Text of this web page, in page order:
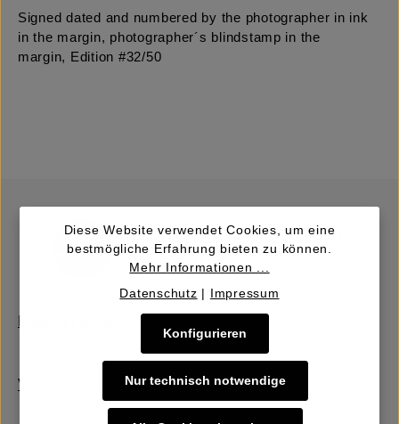
Signed dated and numbered by the photographer in ink
in the margin, photographer´s blindstamp in the
margin, Edition #32/50
Verkaufen | Einbringen
Diese Website verwendet Cookies, um eine
bestmögliche Erfahrung bieten zu können.
Mehr Informationen ...
Datenschutz | Impressum
Nur technisch notwendige
Konfigurieren